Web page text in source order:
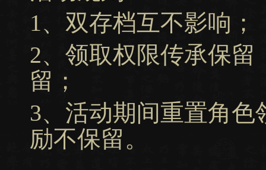
1、双存档互不影响；
2、领取权限传承保
留；
3、活动期间重置角
励不保留。